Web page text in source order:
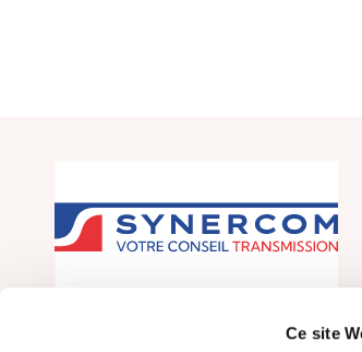
Ce site
SYNERCOM France est un réseau